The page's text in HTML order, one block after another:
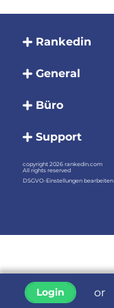
Login or
Rankedin
General
Büro
Support
copyright 2026 rankedin.com
All rights reserved
DSGVO-Einstellungen bearbeiten